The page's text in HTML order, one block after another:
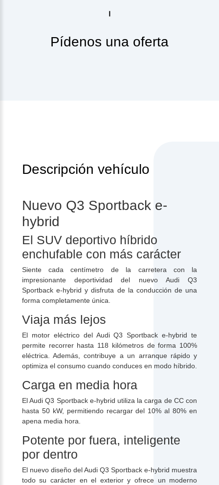
Pídenos una oferta
Descripción vehículo
Nuevo Q3 Sportback e-
hybrid
El SUV deportivo híbrido
enchufable con más carácter
Siente cada centímetro de la carretera con la
impresionante deportividad del nuevo Audi Q3
Sportback e-hybrid y disfruta de la conducción de una
forma completamente única.
Viaja más lejos
El motor eléctrico del Audi Q3 Sportback e-hybrid te
permite recorrer hasta 118 kilómetros de forma 100%
eléctrica. Además, contribuye a un arranque rápido y
optimiza el consumo cuando conduces en modo híbrido.
Carga en media hora
El Audi Q3 Sportback e-hybrid utiliza la carga de CC con
hasta 50 kW, permitiendo recargar del 10% al 80% en
apena media hora.
Potente por fuera, inteligente
por dentro
El nuevo diseño del Audi Q3 Sportback e-hybrid muestra
todo su carácter en el exterior y ofrece un moderno